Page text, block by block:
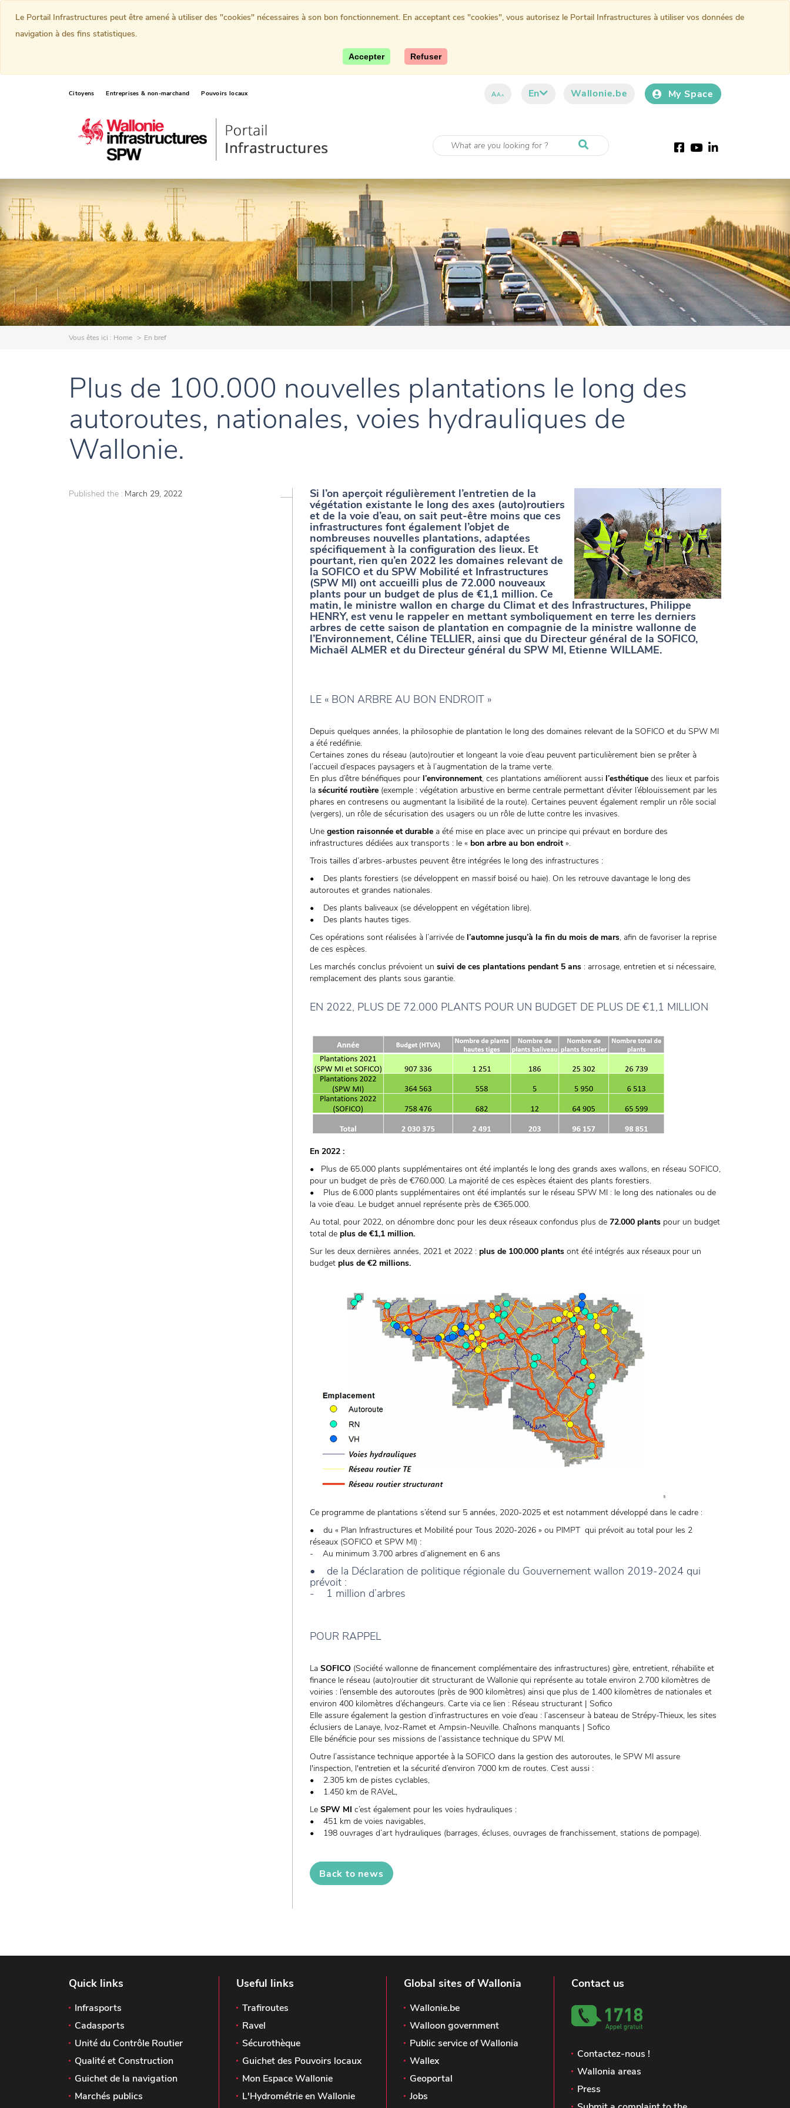
Citoyens Entreprises & non-marchand Pouvoirs locaux AAA En Wallonie.be My Space
Facebook
YoutubeLinkedIn
Vous êtes ici : Home En bref
Plus de 100.000 nouvelles plantations le long des
autoroutes, nationales, voies hydrauliques de
Wallonie.
Published the : March 29, 2022 Si l’on aperçoit régulièrement l’entretien de la
végétation existante le long des axes (auto)routiers
et de la voie d’eau, on sait peut-être moins que ces
infrastructures font également l’objet de
nombreuses nouvelles plantations, adaptées
spécifiquement à la configuration des lieux. Et
pourtant, rien qu’en 2022 les domaines relevant de
la SOFICO et du SPW Mobilité et Infrastructures
(SPW MI) ont accueilli plus de 72.000 nouveaux
plants pour un budget de plus de €1,1 million. Ce
matin, le ministre wallon en charge du Climat et des Infrastructures, Philippe
HENRY, est venu le rappeler en mettant symboliquement en terre les derniers
arbres de cette saison de plantation en compagnie de la ministre wallonne de
l’Environnement, Céline TELLIER, ainsi que du Directeur général de la SOFICO,
Michaël ALMER et du Directeur général du SPW MI, Etienne WILLAME.
LE « BON ARBRE AU BON ENDROIT »
Depuis quelques années, la philosophie de plantation le long des domaines relevant de la SOFICO et du SPW MI
a été redéfinie.
Certaines zones du réseau (auto)routier et longeant la voie d’eau peuvent particulièrement bien se prêter à
l’accueil d’espaces paysagers et à l’augmentation de la trame verte.
En plus d’être bénéfiques pour l’environnement, ces plantations améliorent aussi l’esthétique des lieux et parfois
la sécurité routière (exemple : végétation arbustive en berme centrale permettant d’éviter l’éblouissement par les
phares en contresens ou augmentant la lisibilité de la route). Certaines peuvent également remplir un rôle social
(vergers), un rôle de sécurisation des usagers ou un rôle de lutte contre les invasives.
Une gestion raisonnée et durable a été mise en place avec un principe qui prévaut en bordure des
infrastructures dédiées aux transports : le « bon arbre au bon endroit ».
Trois tailles d’arbres-arbustes peuvent être intégrées le long des infrastructures :
• Des plants forestiers (se développent en massif boisé ou haie). On les retrouve davantage le long des
autoroutes et grandes nationales.
• Des plants baliveaux (se développent en végétation libre).
• Des plants hautes tiges.
Ces opérations sont réalisées à l’arrivée de l’automne jusqu’à la fin du mois de mars, afin de favoriser la reprise
de ces espèces.
Les marchés conclus prévoient un suivi de ces plantations pendant 5 ans : arrosage, entretien et si nécessaire,
remplacement des plants sous garantie.
EN 2022, PLUS DE 72.000 PLANTS POUR UN BUDGET DE PLUS DE €1,1 MILLION
En 2022 :
• Plus de 65.000 plants supplémentaires ont été implantés le long des grands axes wallons, en réseau SOFICO,
pour un budget de près de €760.000. La majorité de ces espèces étaient des plants forestiers.
• Plus de 6.000 plants supplémentaires ont été implantés sur le réseau SPW MI : le long des nationales ou de
la voie d’eau. Le budget annuel représente près de €365.000.
Au total, pour 2022, on dénombre donc pour les deux réseaux confondus plus de 72.000 plants pour un budget
total de plus de €1,1 million.
Sur les deux dernières années, 2021 et 2022 : plus de 100.000 plants ont été intégrés aux réseaux pour un
budget plus de €2 millions.
Ce programme de plantations s’étend sur 5 années, 2020-2025 et est notamment développé dans le cadre :
• du « Plan Infrastructures et Mobilité pour Tous 2020-2026 » ou PIMPT qui prévoit au total pour les 2
réseaux (SOFICO et SPW MI) :
- Au minimum 3.700 arbres d’alignement en 6 ans
• de la Déclaration de politique régionale du Gouvernement wallon 2019-2024 qui
prévoit :
- 1 million d’arbres
POUR RAPPEL
La SOFICO (Société wallonne de financement complémentaire des infrastructures) gère, entretient, réhabilite et
finance le réseau (auto)routier dit structurant de Wallonie qui représente au totale environ 2.700 kilomètres de
voiries : l’ensemble des autoroutes (près de 900 kilomètres) ainsi que plus de 1.400 kilomètres de nationales et
environ 400 kilomètres d’échangeurs. Carte via ce lien : Réseau structurant | Sofico
Elle assure également la gestion d’infrastructures en voie d’eau : l’ascenseur à bateau de Strépy-Thieux, les sites
éclusiers de Lanaye, Ivoz-Ramet et Ampsin-Neuville. Chaînons manquants | Sofico
Elle bénéficie pour ses missions de l’assistance technique du SPW MI.
Outre l’assistance technique apportée à la SOFICO dans la gestion des autoroutes, le SPW MI assure
l'inspection, l'entretien et la sécurité d’environ 7000 km de routes. C’est aussi :
• 2.305 km de pistes cyclables,
• 1.450 km de RAVeL,
Le SPW MI c’est également pour les voies hydrauliques :
• 451 km de voies navigables,
• 198 ouvrages d’art hydrauliques (barrages, écluses, ouvrages de franchissement, stations de pompage).
Back to news
Quick links
Infrasports
Cadasports
Unité du Contrôle Routier
Qualité et Construction
Guichet de la navigation
Marchés publics
Useful links
Trafiroutes
Ravel
Sécurothèque
Guichet des Pouvoirs locaux
Mon Espace Wallonie
L'Hydrométrie en Wallonie
Global sites of Wallonia
Wallonie.be
Walloon government
Public service of Wallonia
Wallex
Geoportal
Jobs
Contact us
Contactez-nous !
Wallonia areas
Press
Le Portail Infrastructures peut être amené à utiliser des "cookies" nécessaires à son bon fonctionnement. En acceptant ces "cookies", vous autorisez le Portail Infrastructures à utiliser vos données de
navigation à des fins statistiques.
Accepter Refuser